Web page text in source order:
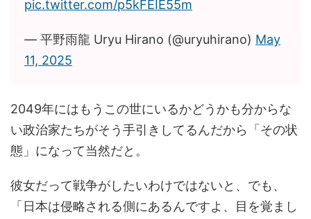
pic.twitter.com/p5kFEIE55m
— 平野雨龍 Uryu Hirano (@uryuhirano) May
11, 2025
2049年にはもうこの世にいるかどうかも分からな
い政治家たちがそう手引きしてるんだから「その状
態」になって当然だと。
彼女だって戦争がしたいわけではないと、でも、
「日本は侵略される側にあるんですよ、目を覚まし